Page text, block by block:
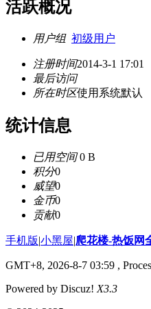
活跃概况
用户组 初级用户
注册时间2014-3-1 17:01
最后访问
所在时区使用系统默认
统计信息
已用空间0 B
积分0
威望0
金币0
贡献0
手机版|小黑屋|爬花楼-热饭网
GMT+8, 2026-8-7 03:59 ,
Powered by Discuz! X3.3